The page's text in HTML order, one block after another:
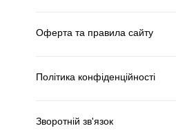
Оферта та правила сайту
Політика конфіденційності
Зворотній зв'язок